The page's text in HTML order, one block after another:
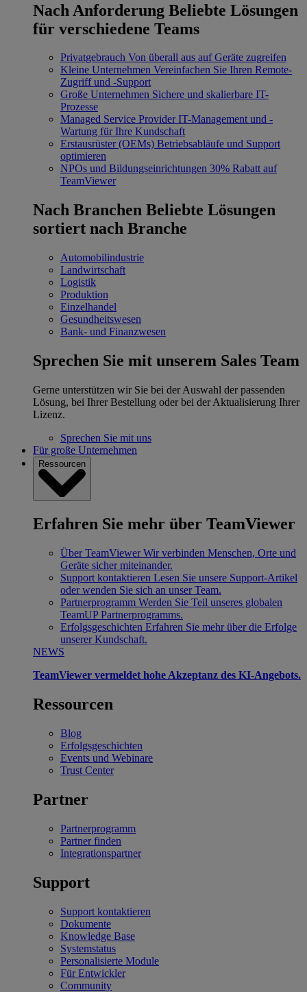
Nach Anforderung Beliebte Lösungen
für verschiedene Teams
Privatgebrauch Von überall aus auf Geräte zugreifen
Kleine Unternehmen Vereinfachen Sie Ihren Remote-
Zugriff und -Support
Große Unternehmen Sichere und skalierbare IT-
Prozesse
Managed Service Provider IT-Management und -
Wartung für Ihre Kundschaft
Erstausrüster (OEMs) Betriebsabläufe und Support
optimieren
NPOs und Bildungseinrichtungen 30% Rabatt auf
TeamViewer
Nach Branchen Beliebte Lösungen
sortiert nach Branche
Automobilindustrie
Landwirtschaft
Logistik
Produktion
Einzelhandel
Gesundheitswesen
Bank- und Finanzwesen
Sprechen Sie mit unserem Sales Team
Gerne unterstützen wir Sie bei der Auswahl der passenden
Lösung, bei Ihrer Bestellung oder bei der Aktualisierung Ihrer
Lizenz.
Sprechen Sie mit uns
Für große Unternehmen
Ressourcen
Erfahren Sie mehr über TeamViewer
Über TeamViewer Wir verbinden Menschen, Orte und
Geräte sicher miteinander.
Support kontaktieren Lesen Sie unsere Support-Artikel
oder wenden Sie sich an unser Team.
Partnerprogramm Werden Sie Teil unseres globalen
TeamUP Partnerprogramms.
Erfolgsgeschichten Erfahren Sie mehr über die Erfolge
unserer Kundschaft.
NEWS
TeamViewer vermeldet hohe Akzeptanz des KI-Angebots.
Ressourcen
Blog
Erfolgsgeschichten
Events und Webinare
Trust Center
Partner
Partnerprogramm
Partner finden
Integrationspartner
Support
Support kontaktieren
Dokumente
Knowledge Base
Systemstatus
Personalisierte Module
Für Entwickler
Community